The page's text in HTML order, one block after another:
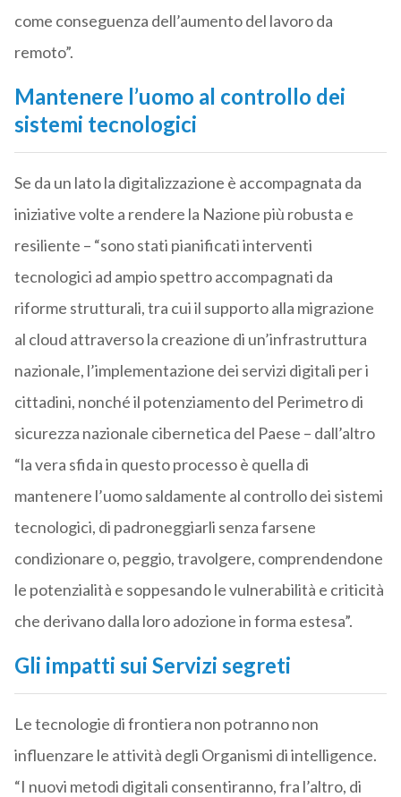
come conseguenza dell’aumento del lavoro da
remoto”.
Mantenere l’uomo al controllo dei
sistemi tecnologici
Se da un lato la digitalizzazione è accompagnata da
iniziative volte a rendere la Nazione più robusta e
resiliente – “sono stati pianificati interventi
tecnologici ad ampio spettro accompagnati da
riforme strutturali, tra cui il supporto alla migrazione
al cloud attraverso la creazione di un’infrastruttura
nazionale, l’implementazione dei servizi digitali per i
cittadini, nonché il potenziamento del Perimetro di
sicurezza nazionale cibernetica del Paese – dall’altro
“la vera sfida in questo processo è quella di
mantenere l’uomo saldamente al controllo dei sistemi
tecnologici, di padroneggiarli senza farsene
condizionare o, peggio, travolgere, comprendendone
le potenzialità e soppesando le vulnerabilità e criticità
che derivano dalla loro adozione in forma estesa”.
Gli impatti sui Servizi segreti
Le tecnologie di frontiera non potranno non
influenzare le attività degli Organismi di intelligence.
“I nuovi metodi digitali consentiranno, fra l’altro, di